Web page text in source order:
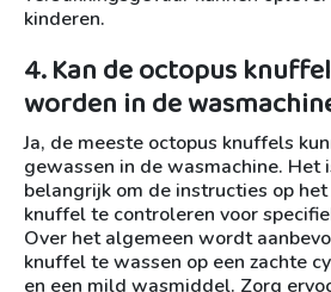
kinderen.
4. Kan de octopus
worden in de
Ja, de meeste octopus knuffels
gewassen in de wasmachine. Het
belangrijk om de instructies op
knuffel te controleren voor
Over het algemeen wordt
knuffel te wassen op een zachte
en een mild wasmiddel. Zorg